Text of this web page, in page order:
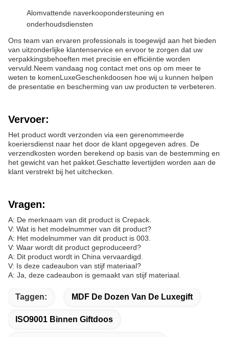
Alomvattende naverkoopondersteuning en
onderhoudsdiensten
Ons team van ervaren professionals is toegewijd aan het bieden
van uitzonderlijke klantenservice en ervoor te zorgen dat uw
verpakkingsbehoeften met precisie en efficiëntie worden
vervuld.Neem vandaag nog contact met ons op om meer te
weten te komenLuxeGeschenkdoosen hoe wij u kunnen helpen
de presentatie en bescherming van uw producten te verbeteren.
Vervoer:
Het product wordt verzonden via een gerenommeerde
koeriersdienst naar het door de klant opgegeven adres. De
verzendkosten worden berekend op basis van de bestemming en
het gewicht van het pakket.Geschatte levertijden worden aan de
klant verstrekt bij het uitchecken.
Vragen:
A: De merknaam van dit product is Crepack.
V: Wat is het modelnummer van dit product?
A: Het modelnummer van dit product is 003.
V: Waar wordt dit product geproduceerd?
A: Dit product wordt in China vervaardigd.
V: Is deze cadeaubon van stijf materiaal?
A: Ja, deze cadeaubon is gemaakt van stijf materiaal.
Taggen: MDF De Dozen Van De Luxegift
ISO9001 Binnen Giftdoos